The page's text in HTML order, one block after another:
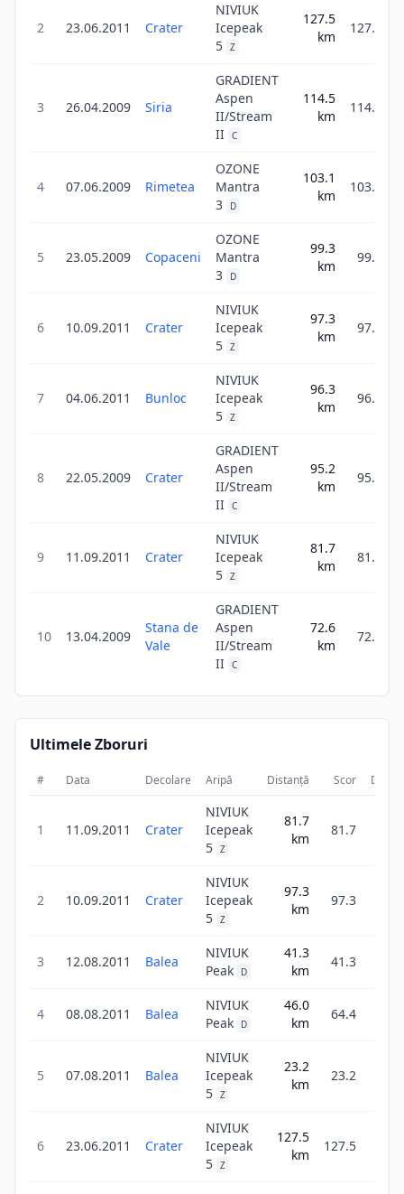
2 23.06.2011 Crater
NIVIUK
Icepeak
5 Z
127.5
km
127.5
3 26.04.2009 Siria
GRADIENT
Aspen
II/Stream
II C
114.5
km
114.5
4 07.06.2009 Rimetea
OZONE
Mantra
3
D
103.1
km
103.1
5 23.05.2009 Copaceni
OZONE
Mantra
3
D
99.3
km
99.3
6 10.09.2011 Crater
NIVIUK
Icepeak
5 Z
97.3
km
97.3
7 04.06.2011 Bunloc
NIVIUK
Icepeak
5 Z
96.3
km
96.3
8 22.05.2009 Crater
GRADIENT
Aspen
II/Stream
II C
95.2
km
95.2
9 11.09.2011 Crater
NIVIUK
Icepeak
5 Z
81.7
km
81.7
10 13.04.2009
Stana de
Vale
GRADIENT
Aspen
II/Stream
II C
72.6
km
72.6
Ultimele Zboruri
# Data Decolare Aripă Distanță Scor
1 11.09.2011 Crater
NIVIUK
Icepeak
5 Z
81.7
km
81.7
2 10.09.2011 Crater
NIVIUK
Icepeak
5 Z
97.3
km
97.3
3 12.08.2011 Balea
NIVIUK
Peak
D
41.3
km
41.3
4 08.08.2011 Balea
NIVIUK
Peak
D
46.0
km
64.4
5 07.08.2011 Balea
NIVIUK
Icepeak
5 Z
23.2
km
23.2
6 23.06.2011 Crater
NIVIUK
Icepeak
5 Z
127.5
km
127.5